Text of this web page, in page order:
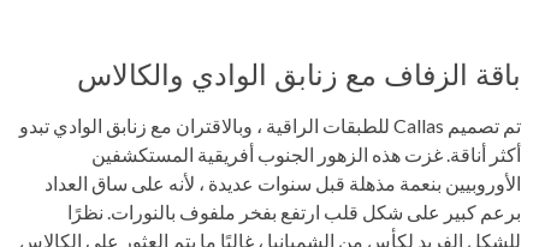
باقة الزفاف مع زنابق الوادي والكالاس
تم تصميم Callas للطبقات الراقية ، وبالاقتران مع زنابق الوادي تبدو
أكثر أناقة. غزت هذه الزهور الجنوب أفريقية المستكشفين
الأوروبيين بنعمة مذهلة قبل سنوات عديدة ، لأنه على ساق العداد
برعم كبير على شكل قلب ارتفع بفخر ملفوف بالنورات. نظرًا
للشكل الفريد لكأس من الشمبانيا ، غالبًا ما يتم العثور على الكالاس